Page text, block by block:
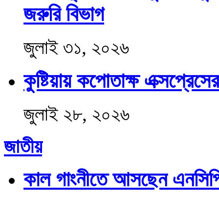
জরুরি বিভাগ
জুলাই ৩১, ২০২৬
কুষ্টিয়ায় কপোতাক্ষ
জুলাই ২৮, ২০২৬
জাতীয়
কাল গাংনীতে আসছেন